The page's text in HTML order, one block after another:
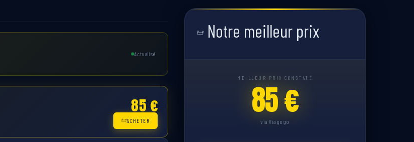
Actualisé
85 €
ACHETER
Notre meilleur prix
MEILLEUR PRIX CONSTATÉ
85 €
via Viagogo